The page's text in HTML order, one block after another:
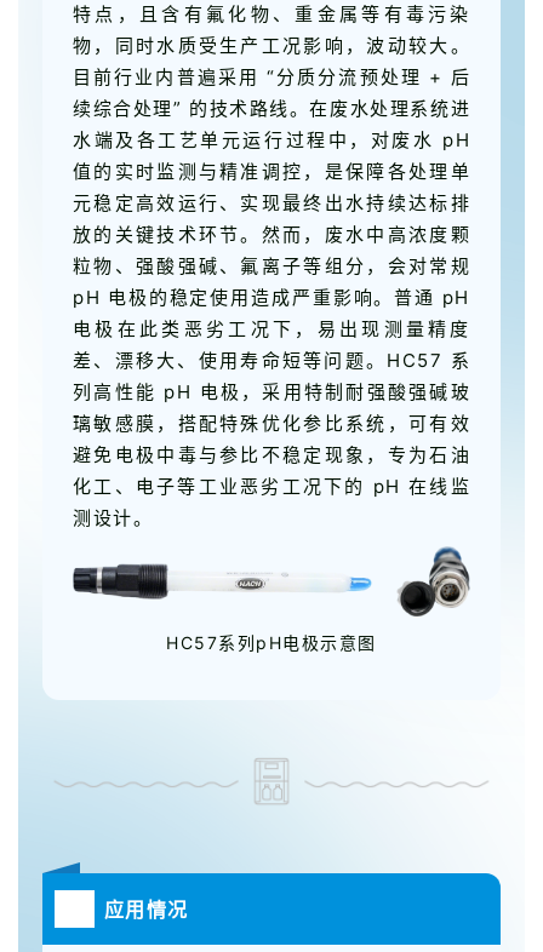
特点，且含有氟化物、重金属等有毒污染
物，同时水质受生产工况影响，波动较大。
目前行业内普遍采用 “分质分流预处理 + 后
续综合处理” 的技术路线。在废水处理系统进
水端及各工艺单元运行过程中，对废水 pH
值的实时监测与精准调控，是保障各处理单
元稳定高效运行、实现最终出水持续达标排
放的关键技术环节。然而，废水中高浓度颗
粒物、强酸强碱、氟离子等组分，会对常规
pH 电极的稳定使用造成严重影响。普通 pH
电极在此类恶劣工况下，易出现测量精度
差、漂移大、使用寿命短等问题。HC57 系
列高性能 pH 电极，采用特制耐强酸强碱玻
璃敏感膜，搭配特殊优化参比系统，可有效
避免电极中毒与参比不稳定现象，专为石油
化工、电子等工业恶劣工况下的 pH 在线监
测设计。
HC57系列pH电极示意图
应用情况